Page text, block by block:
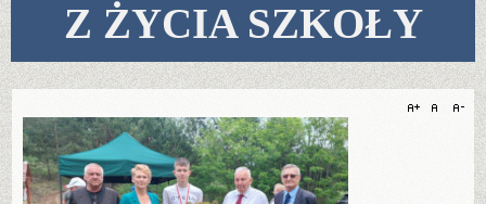
Z ŻYCIA SZKOŁY